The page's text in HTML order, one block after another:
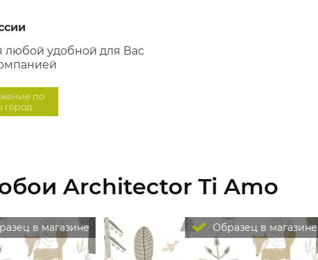
любой удобной для Вас
по
город
Architector Ti Amo
в магазине Образец в магазине